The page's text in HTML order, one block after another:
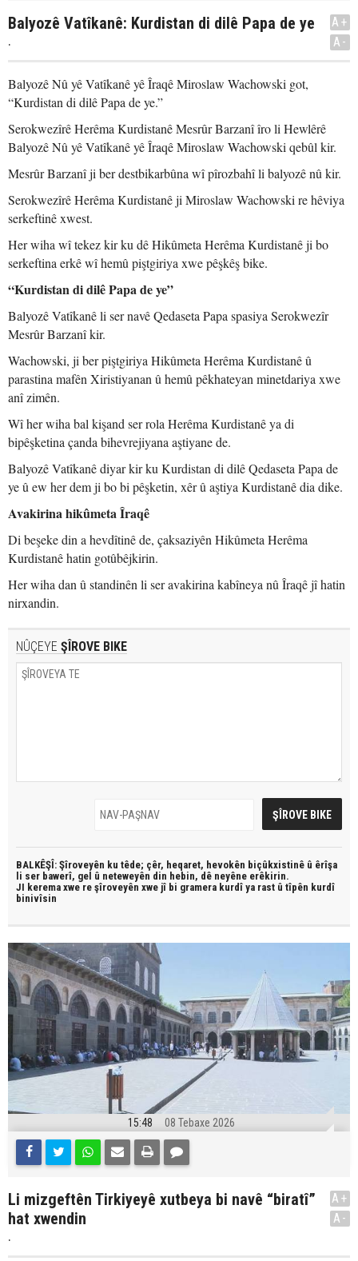
Balyozê Vatîkanê: Kurdistan di dilê Papa de ye
.
A+
A-
Balyozê Nû yê Vatîkanê yê Îraqê Miroslaw Wachowski got,
“Kurdistan di dilê Papa de ye.”
Serokwezîrê Herêma Kurdistanê Mesrûr Barzanî îro li Hewlêrê
Balyozê Nû yê Vatîkanê yê Îraqê Miroslaw Wachowski qebûl kir.
Mesrûr Barzanî ji ber destbikarbûna wî pîrozbahî li balyozê nû kir.
Serokwezîrê Herêma Kurdistanê ji Miroslaw Wachowski re hêviya
serkeftinê xwest.
Her wiha wî tekez kir ku dê Hikûmeta Herêma Kurdistanê ji bo
serkeftina erkê wî hemû piştgiriya xwe pêşkêş bike.
“Kurdistan di dilê Papa de ye”
Balyozê Vatîkanê li ser navê Qedaseta Papa spasiya Serokwezîr
Mesrûr Barzanî kir.
Wachowski, ji ber piştgiriya Hikûmeta Herêma Kurdistanê û
parastina mafên Xiristiyanan û hemû pêkhateyan minetdariya xwe
anî zimên.
Wî her wiha bal kişand ser rola Herêma Kurdistanê ya di
bipêşketina çanda bihevrejiyana aştiyane de.
Balyozê Vatîkanê diyar kir ku Kurdistan di dilê Qedaseta Papa de
ye û ew her dem ji bo bi pêşketin, xêr û aştiya Kurdistanê dia dike.
Avakirina hikûmeta Îraqê
Di beşeke din a hevdîtinê de, çaksaziyên Hikûmeta Herêma
Kurdistanê hatin gotûbêjkirin.
Her wiha dan û standinên li ser avakirina kabîneya nû Îraqê jî hatin
nirxandin.
NÛÇEYE ŞÎROVE BIKE
BALKÊŞÎ: Şîroveyên ku têde; çêr, heqaret, hevokên biçûkxistinê û êrîşa
li ser bawerî, gel û neteweyên din hebin, dê neyêne erêkirin.
JI kerema xwe re şîroveyên xwe jî bi gramera kurdî ya rast û tîpên kurdî
binivîsin
15:48 08 Tebaxe 2026
Li mizgeftên Tirkiyeyê xutbeya bi navê “biratî”
hat xwendin
.
A+
A-